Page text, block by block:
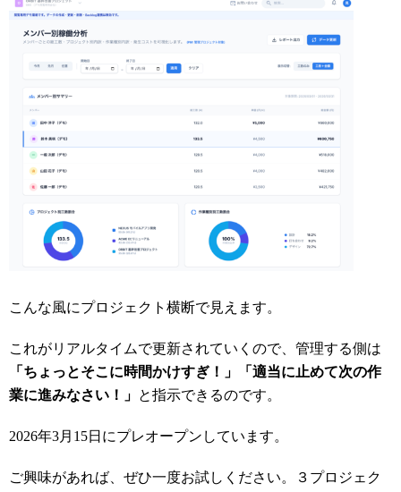
こんな風にプロジェクト横断で見えます。
これがリアルタイムで更新されていくので、管理する側は
「ちょっとそこに時間かけすぎ！」「適当に止めて次の作
業に進みなさい！」 と指示できるのです。
2026年3月15日にプレオープンしています。
ご興味があれば、ぜひ一度お試しください。３プロジェク